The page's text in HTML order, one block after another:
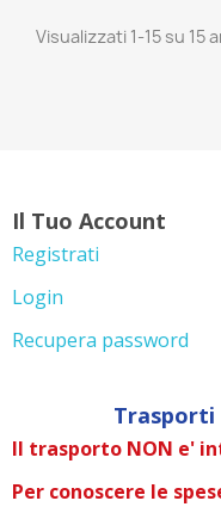
Visualizzati 1-15 su 15
Il Tuo Account
Registrati
Login
Recupera password
Trasporti
Il trasporto NON e'
Per conoscere le